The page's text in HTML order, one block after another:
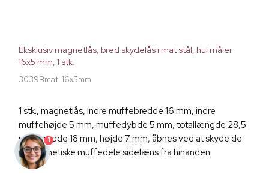
Eksklusiv magnetlås, bred skydelås i mat stål, hul måler
16x5 mm, 1 stk.
3039Bmat-16x5mm
1 stk., magnetlås, indre muffebredde 16 mm, indre
muffehøjde 5 mm, muffedybde 5 mm, totallængde 28,5
mm, bredde 18 mm, højde 7 mm, åbnes ved at skyde de
to magnetiske muffedele sidelæns fra hinanden.
1